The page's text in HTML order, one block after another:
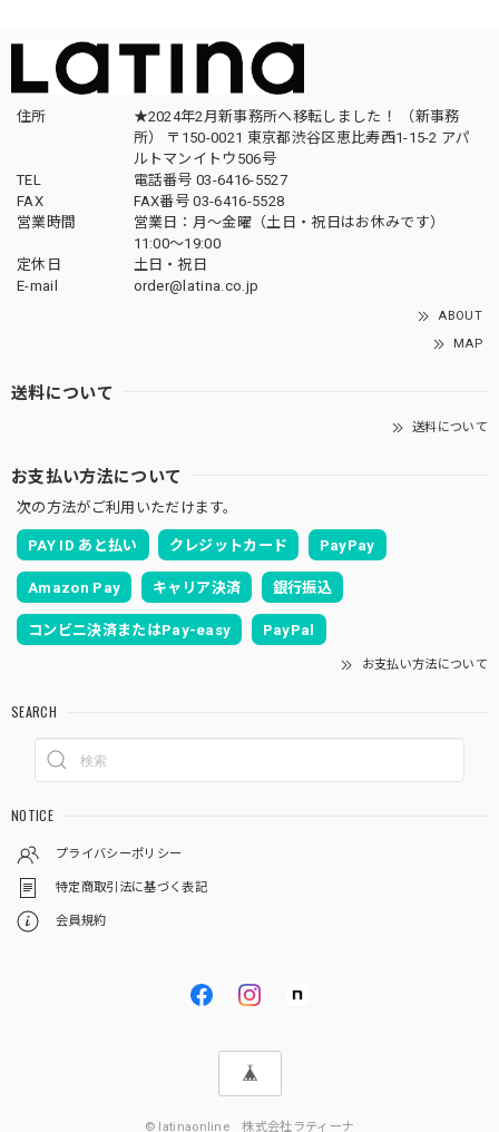
住所
★2024年2月新事務所へ移転しました！ （新事務
所） 〒150-0021 東京都渋谷区恵比寿西1-15-2 アパ
ルトマンイトウ506号
TEL
電話番号 03-6416-5527
FAX
FAX番号 03-6416-5528
営業時間
営業日：月〜金曜（土日・祝日はお休みです）
11:00〜19:00
定休日
土日・祝日
E-mail
order@latina.co.jp
ABOUT
MAP
送料について
送料について
お支払い方法について
次の方法がご利用いただけます。
PAY ID あと払い クレジットカード PayPay
Amazon Pay キャリア決済 銀行振込
コンビニ決済またはPay-easy PayPal
お支払い方法について
SEARCH
NOTICE
プライバシーポリシー
特定商取引法に基づく表記
会員規約
© latinaonline 株式会社ラティーナ